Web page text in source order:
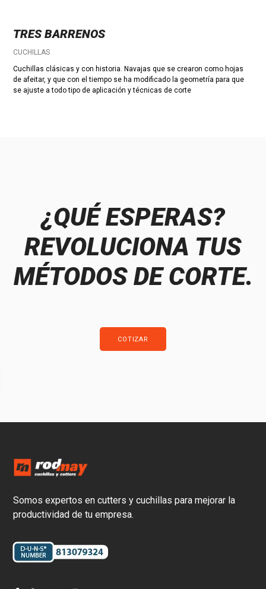
TRES BARRENOS
CUCHILLAS
Cuchillas clásicas y con historia. Navajas que se crearon como hojas
de afeitar, y que con el tiempo se ha modificado la geometría para que
se ajuste a todo tipo de aplicación y técnicas de corte
¿QUÉ ESPERAS?
REVOLUCIONA TUS
MÉTODOS DE CORTE.
COTIZAR
Somos expertos en cutters y cuchillas para mejorar la
productividad de tu empresa.